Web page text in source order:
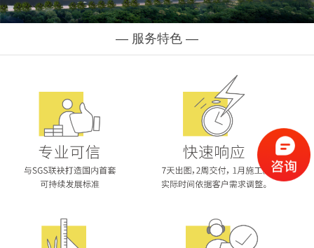
— 服务特色 —